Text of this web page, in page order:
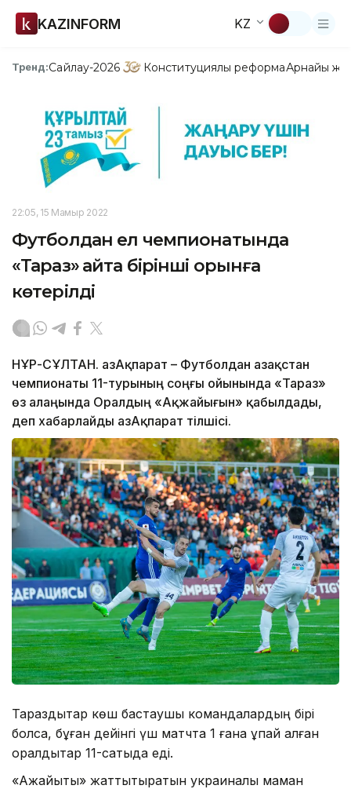
KAZINFORM KZ
Тренд:Сайлау-2026 Конституциялық реформаАрнайы
22:05, 15 Мамыр 2022
Футболдан ел чемпионатында
«Тараз» қайта бірінші орынға
көтерілді
НҰР-СҰЛТАН. ҚазАқпарат – Футболдан Қазақстан
чемпионаты 11-турының соңғы ойынында «Тараз»
өз алаңында Оралдың «Ақжайығын» қабылдады,
деп хабарлайды ҚазАқпарат тілшісі.
Тараздықтар көш бастаушы командалардың бірі
болса, бұған дейінгі үш матчта 1 ғана ұпай алған
оралдықтар 11-сатыда еді.
«Ақжайықты» жаттықтыратын украиналық маман